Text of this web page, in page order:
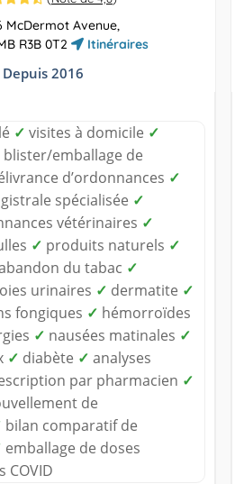
McDermot Avenue,
R3B 0T2
Itinéraires
Depuis 2016
✓ visites à domicile ✓
emballage de
d’ordonnances ✓
spécialisée ✓
vétérinaires ✓
✓ produits naturels ✓
du tabac ✓
urinaires ✓ dermatite ✓
fongiques ✓ hémorroïdes
✓ nausées matinales ✓
✓ diabète ✓ analyses
par pharmacien ✓
de
bilan comparatif de
emballage de doses
COVID